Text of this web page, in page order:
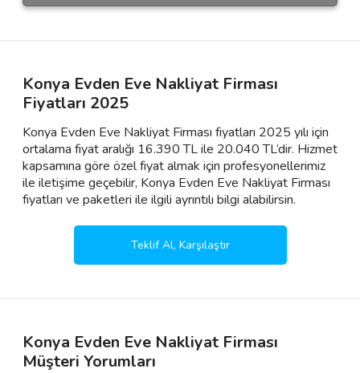
Konya Evden Eve Nakliyat Firması
Fiyatları 2025
Konya Evden Eve Nakliyat Firması fiyatları 2025 yılı için
ortalama fiyat aralığı 16.390 TL ile 20.040 TL’dir. Hizmet
kapsamına göre özel fiyat almak için profesyonellerimiz
ile iletişime geçebilir, Konya Evden Eve Nakliyat Firması
fiyatları ve paketleri ile ilgili ayrıntılı bilgi alabilirsin.
Teklif Al, Karşılaştır
Konya Evden Eve Nakliyat Firması
Müşteri Yorumları